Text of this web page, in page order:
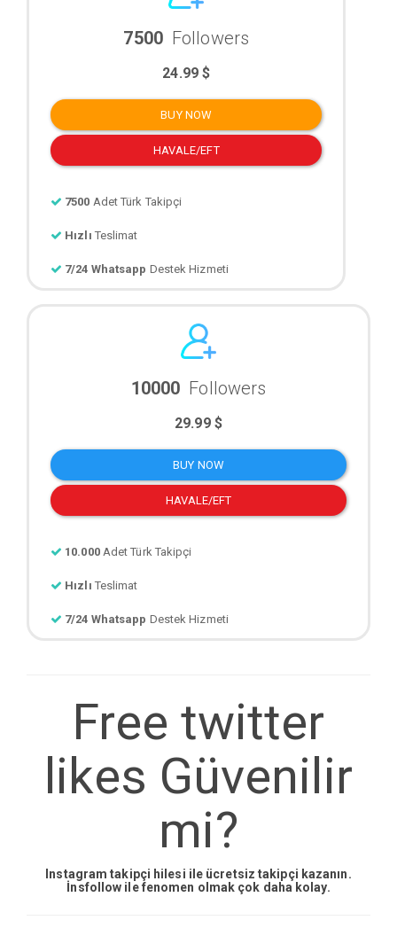
7500 Followers
24.99 $
BUY NOW
HAVALE/EFT
7500 Adet Türk Takipçi
Hızlı Teslimat
7/24 Whatsapp Destek Hizmeti
10000 Followers
29.99 $
BUY NOW
HAVALE/EFT
10.000 Adet Türk Takipçi
Hızlı Teslimat
7/24 Whatsapp Destek Hizmeti
Free twitter
likes Güvenilir
mi?
Instagram takipçi hilesi ile ücretsiz takipçi kazanın.
İnsfollow ile fenomen olmak çok daha kolay.